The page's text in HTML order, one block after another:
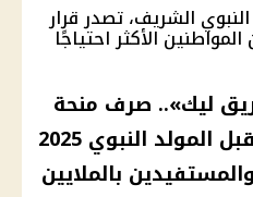
الشريف، تصدر قرار
الأكثر احتياجًا
ليك».. صرف منحة
استثنائية بـ1500 جنيه قبل المولد النبوي 2025
بالملايين